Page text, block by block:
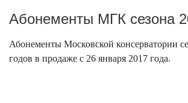
Абонементы МГК сезона
Абонементы Московской консерватории
годов в продаже с 26 января 2017 года.